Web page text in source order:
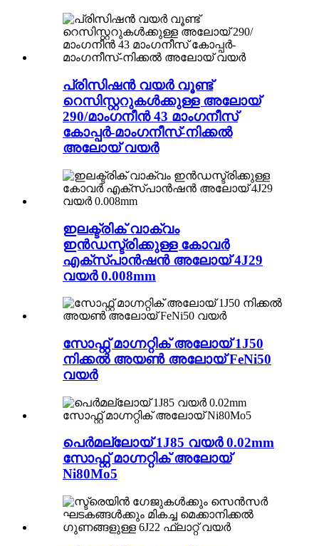
പ്രിസിഷൻ വയർ വൂണ്ട്
റെസിസ്റ്ററുകൾക്കുള്ള അലോയ്
290/മാംഗനീൻ 43 മാംഗനീസ്
കോപ്പർ-മാംഗനീസ്-നിക്കൽ
അലോയ് വയർ
ഇലക്ട്രിക് വാക്വം
ഇൻഡസ്ട്രിക്കുള്ള കോവർ
എക്സ്പാൻഷൻ അലോയ് 4J29
വയർ 0.008mm
സോഫ്റ്റ് മാഗ്നറ്റിക് അലോയ് 1J50
നിക്കൽ അയൺ അലോയ് FeNi50
വയർ
പെർമല്ലോയ് 1J85 വയർ 0.02mm
സോഫ്റ്റ് മാഗ്നറ്റിക് അലോയ്
Ni80Mo5